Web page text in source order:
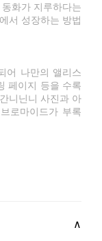
화가 지루하다는
서 성장하는 방법
어 나만의 앨리스
페이지 등을 수록
니닌니 사진과 아
로마이드가 부록